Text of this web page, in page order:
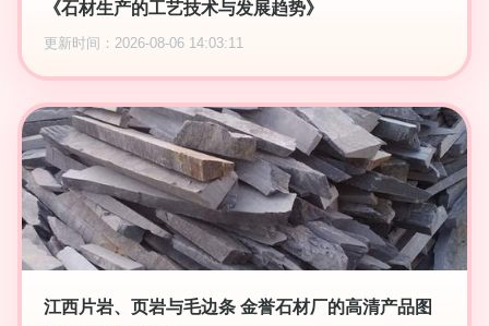
《石材生产的工艺技术与发展趋势》
更新时间：2026-08-06 14:03:11
江西片岩、页岩与毛边条 金誉石材厂的高清产品图